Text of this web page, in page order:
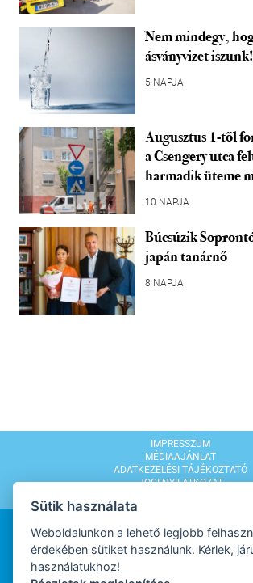
Nem mindegy,
ásványvizet iszunk!
5 NAPJA
Augusztus 1-től
a Csengery utca
harmadik üteme
10 NAPJA
Búcsúzik
japán tanárnő
8 NAPJA
IMPRESSZUM
MÉDIAAJÁNLAT
ADATKEZELÉSI TÁJÉKOZTATÓ
JOGI NYILATKOZAT
Sütik használata
Weboldalunkon a lehető legjobb
érdekében sütiket használunk. Kérlek,
használatukhoz!